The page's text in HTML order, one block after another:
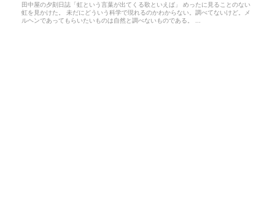
田中屋の夕刻日誌「虹という言葉が出てくる歌といえば」 めったに見ることのない
虹を見かけた。 未だにどういう科学で現れるのかわからない。調べてないけど。メ
ルヘンであってもらいたいものは自然と調べないものである。 ...